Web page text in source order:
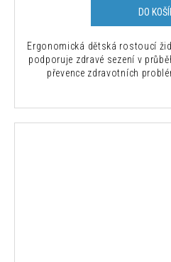
DO
Ergonomická dětská rostoucí
podporuje zdravé sezení v
převence zdravotních